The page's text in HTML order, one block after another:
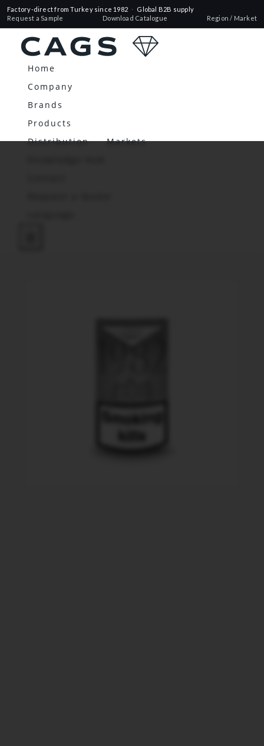
Factory-direct from Turkey since 1982 ·
Global B2B supply
Request a Sample
Download Catalogue Region / Market
Home
Company
Brands
Products
Distribution
Markets